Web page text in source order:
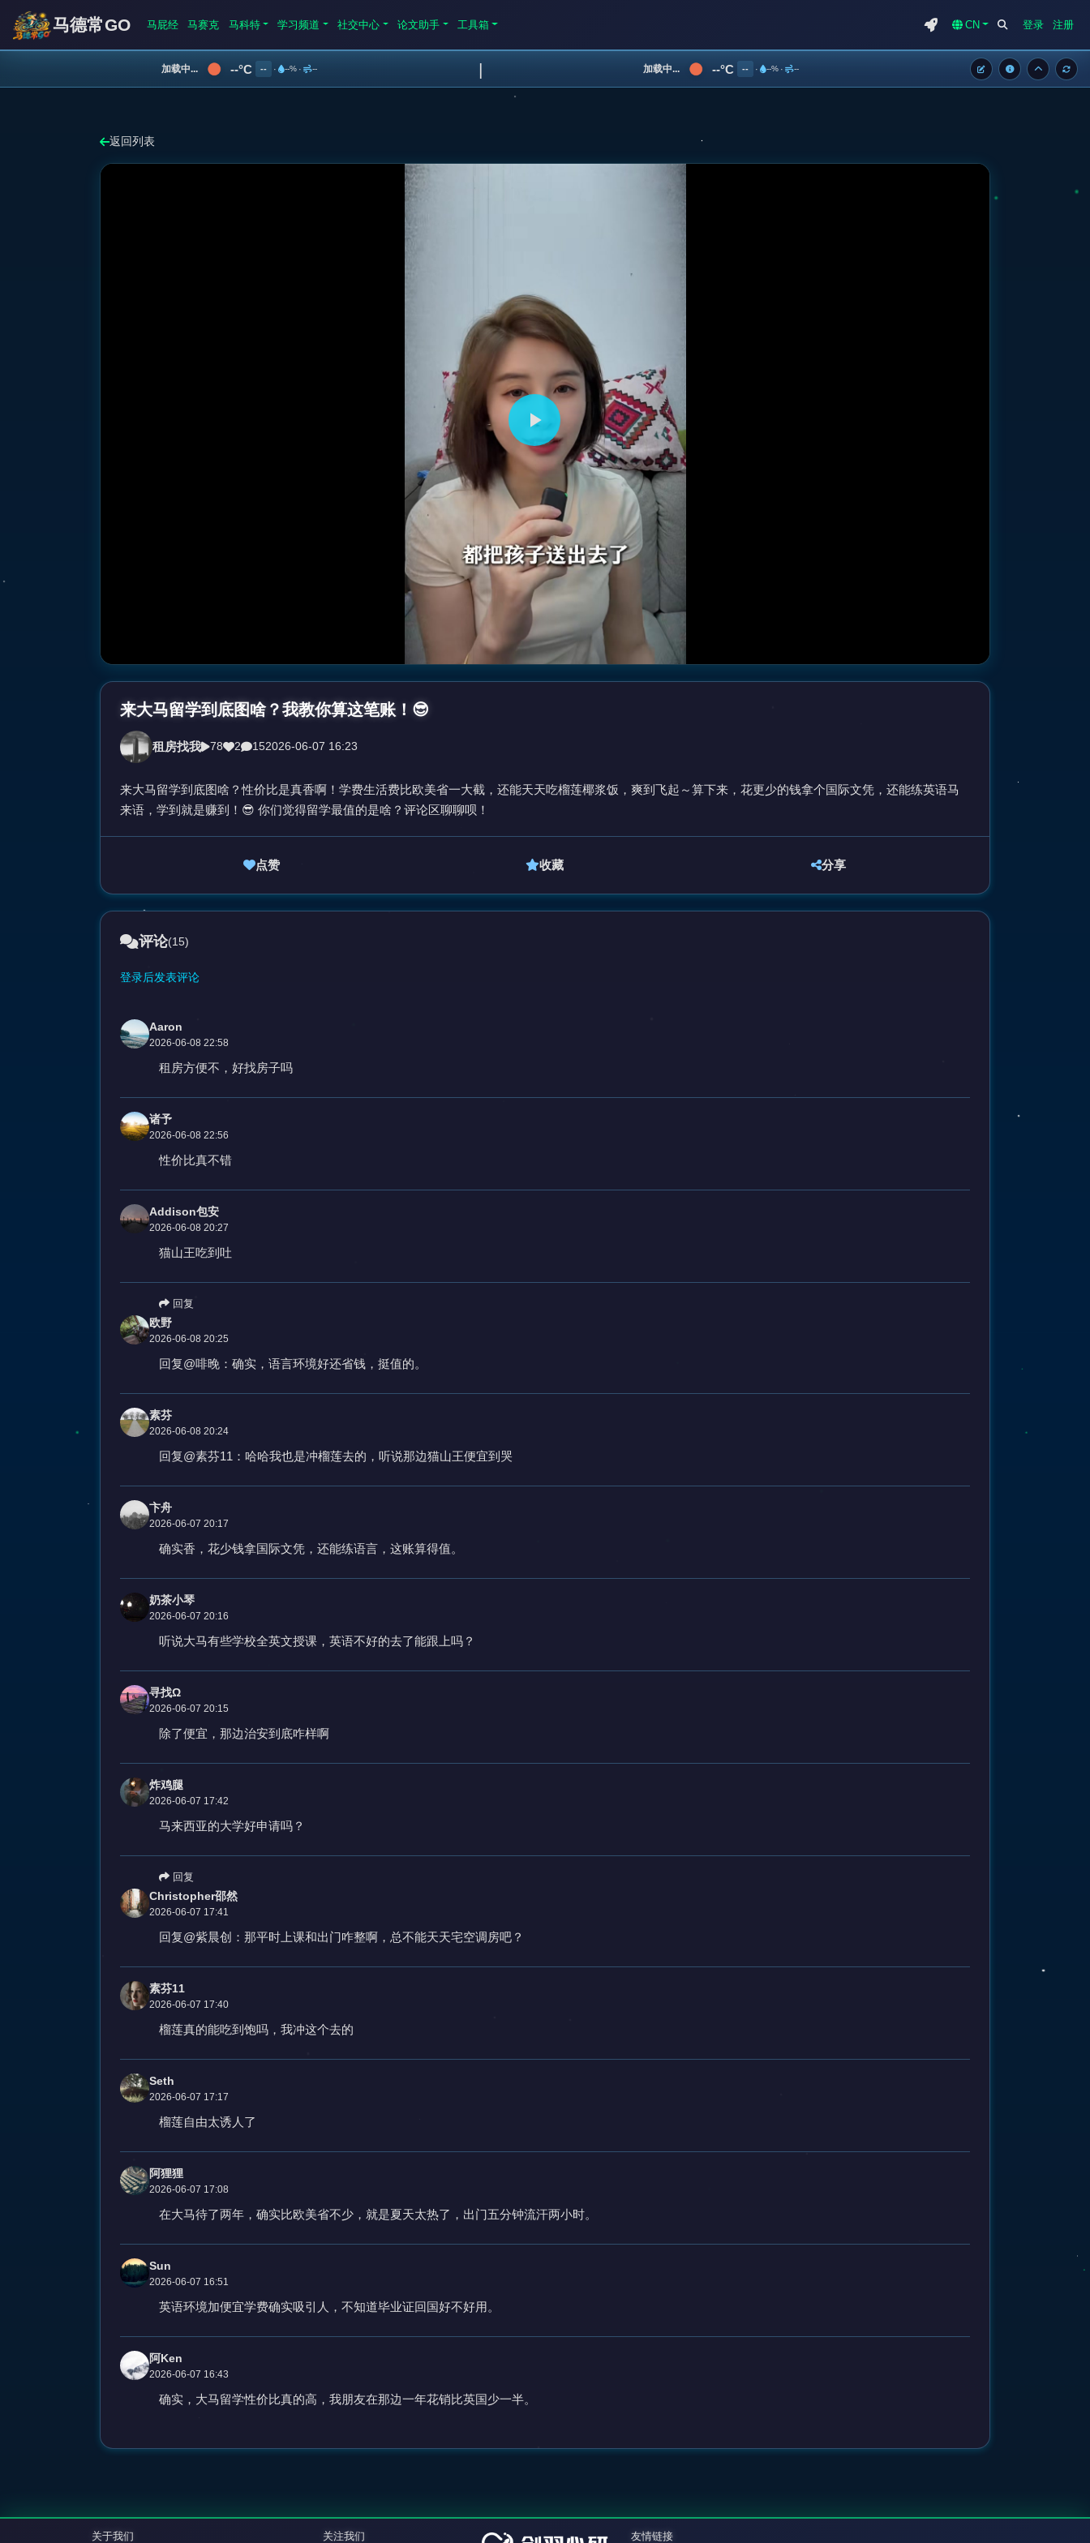
马德常GO 马屁经 马赛克 马科特 学习频道 社交中心 论文助手 工具箱 CN 登录 注册
加载中... --°C -- · --% · -- | 加载中... --°C -- · --% · --
返回列表
播
放
视
频
来大马留学到底图啥？我教你算这笔账！😎
租房找我 78 2 152026-06-07 16:23
来大马留学到底图啥？性价比是真香啊！学费生活费比欧美省一大截，还能天天吃榴莲椰浆饭，爽到飞起～算下来，花更少的钱拿个国际文凭，还能练英语马
来语，学到就是赚到！😎 你们觉得留学最值的是啥？评论区聊聊呗！
点赞 收藏 分享
评论(15)
登录后发表评论
Aaron
2026-06-08 22:58
租房方便不，好找房子吗
诸予
2026-06-08 22:56
性价比真不错
Addison包安
2026-06-08 20:27
猫山王吃到吐
回复
欧野
2026-06-08 20:25
回复@啡晚：确实，语言环境好还省钱，挺值的。
素芬
2026-06-08 20:24
回复@素芬11：哈哈我也是冲榴莲去的，听说那边猫山王便宜到哭
卞舟
2026-06-07 20:17
确实香，花少钱拿国际文凭，还能练语言，这账算得值。
奶茶小琴
2026-06-07 20:16
听说大马有些学校全英文授课，英语不好的去了能跟上吗？
寻找Ω
2026-06-07 20:15
除了便宜，那边治安到底咋样啊
炸鸡腿
2026-06-07 17:42
马来西亚的大学好申请吗？
回复
Christopher邵然
2026-06-07 17:41
回复@紫晨创：那平时上课和出门咋整啊，总不能天天宅空调房吧？
素芬11
2026-06-07 17:40
榴莲真的能吃到饱吗，我冲这个去的
Seth
2026-06-07 17:17
榴莲自由太诱人了
阿狸狸
2026-06-07 17:08
在大马待了两年，确实比欧美省不少，就是夏天太热了，出门五分钟流汗两小时。
Sun
2026-06-07 16:51
英语环境加便宜学费确实吸引人，不知道毕业证回国好不好用。
阿Ken
2026-06-07 16:43
确实，大马留学性价比真的高，我朋友在那边一年花销比英国少一半。
关于我们 关注我们 友情链接